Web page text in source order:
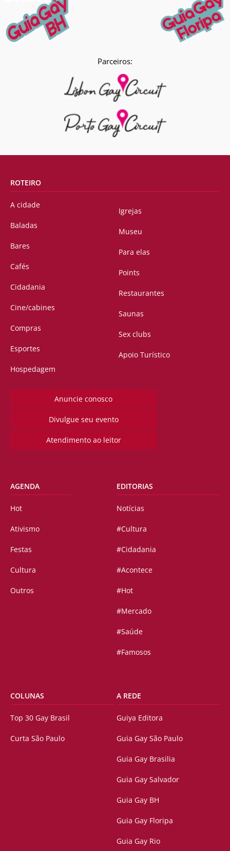
Parceiros:
ROTEIRO
A cidade
Baladas
Bares
Cafés
Cidadania
Cine/cabines
Compras
Esportes
Hospedagem
Igrejas
Museu
Para elas
Points
Restaurantes
Saunas
Sex clubs
Apoio Turístico
Anuncie conosco
Divulgue seu evento
Atendimento ao leitor
AGENDA
Hot
Ativismo
Festas
Cultura
Outros
EDITORIAS
Notícias
#Cultura
#Cidadania
#Acontece
#Hot
#Mercado
#Saúde
#Famosos
COLUNAS
Top 30 Gay Brasil
Curta São Paulo
A REDE
Guiya Editora
Guia Gay São Paulo
Guia Gay Brasilia
Guia Gay Salvador
Guia Gay BH
Guia Gay Floripa
Guia Gay Rio